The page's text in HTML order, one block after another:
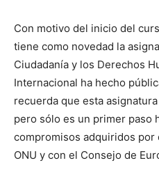
Con motivo del inicio del
tiene como novedad la
Ciudadanía y los Derechos
Internacional ha hecho
recuerda que esta
pero sólo es un primer paso
compromisos adquiridos por
ONU y con el Consejo de